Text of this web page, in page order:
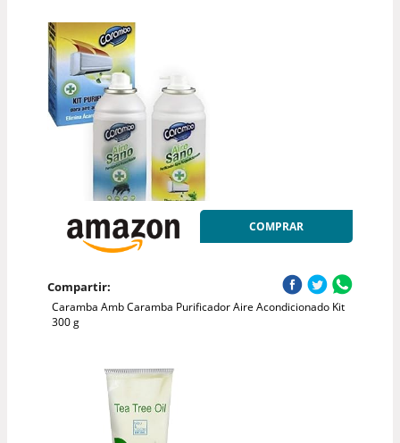
COMPRAR
Compartir:
Caramba Amb Caramba Purificador Aire Acondicionado Kit
300 g